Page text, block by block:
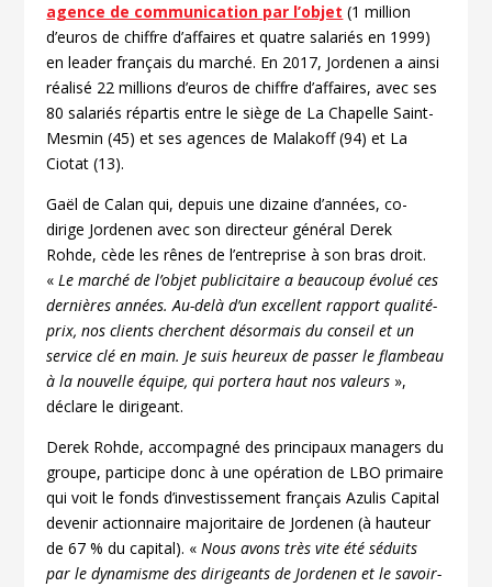
agence de communication par l’objet (1 million
d’euros de chiffre d’affaires et quatre salariés en 1999)
en leader français du marché. En 2017, Jordenen a ainsi
réalisé 22 millions d’euros de chiffre d’affaires, avec ses
80 salariés répartis entre le siège de La Chapelle Saint-
Mesmin (45) et ses agences de Malakoff (94) et La
Ciotat (13).
Gaël de Calan qui, depuis une dizaine d’années, co-
dirige Jordenen avec son directeur général Derek
Rohde, cède les rênes de l’entreprise à son bras droit.
«Le marché de l’objet publicitaire a beaucoup évolué ces
dernières années. Au-delà d’un excellent rapport qualité-
prix, nos clients cherchent désormais du conseil et un
service clé en main. Je suis heureux de passer le flambeau
à la nouvelle équipe, qui portera haut nos valeurs »,
déclare le dirigeant.
Derek Rohde, accompagné des principaux managers du
groupe, participe donc à une opération de LBO primaire
qui voit le fonds d’investissement français Azulis Capital
devenir actionnaire majoritaire de Jordenen (à hauteur
de 67 % du capital). «Nous avons très vite été séduits
par le dynamisme des dirigeants de Jordenen et le savoir-